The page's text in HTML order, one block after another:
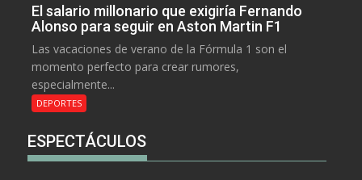
El salario millonario que exigiría Fernando
Alonso para seguir en Aston Martin F1
Las vacaciones de verano de la Fórmula 1 son el
momento perfecto para crear rumores,
especialmente...
DEPORTES
ESPECTÁCULOS